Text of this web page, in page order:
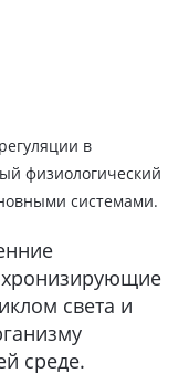
в
физиологический
системами.
света и
среде.